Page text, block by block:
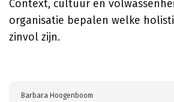
Context, cultuur en
organisatie bepalen welke
zinvol zijn.
Barbara Hoogenboom